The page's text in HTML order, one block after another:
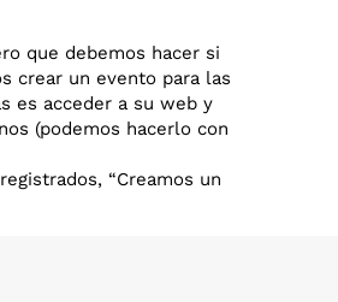
que debemos hacer si
crear un evento para las
es acceder a su web y
(podemos hacerlo con
“Creamos un